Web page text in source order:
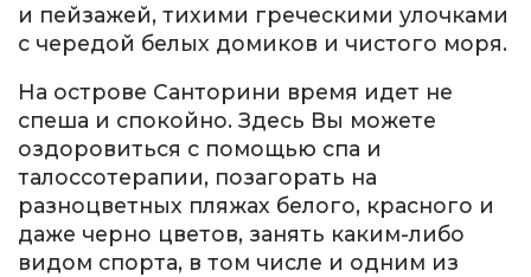
и пейзажей, тихими греческими улочками
с чередой белых домиков и чистого моря.
На острове Санторини время идет не
спеша и спокойно. Здесь Вы можете
оздоровиться с помощью спа и
талоссотерапии, позагорать на
разноцветных пляжах белого, красного и
даже черно цветов, занять каким-либо
видом спорта, в том числе и одним из